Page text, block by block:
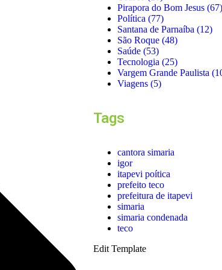
Pirapora do Bom Jesus (67)
Política (77)
Santana de Parnaíba (12)
São Roque (48)
Saúde (53)
Tecnologia (25)
Vargem Grande Paulista
Viagens (5)
Tags
cantora simaria
igor
itapevi poítica
prefeito teco
prefeitura de itapevi
simaria
simaria condenada
teco
Edit Template